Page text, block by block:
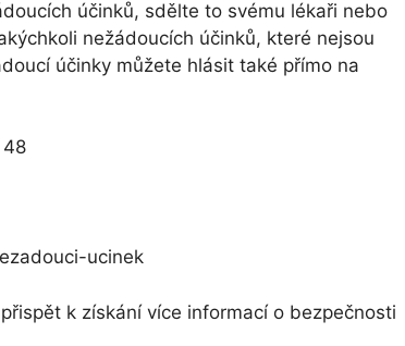
účinků, sdělte to svému lékaři nebo
nežádoucích účinků, které nejsou
účinky můžete hlásit také přímo na
48
ucinek
k získání více informací o bezpečnosti